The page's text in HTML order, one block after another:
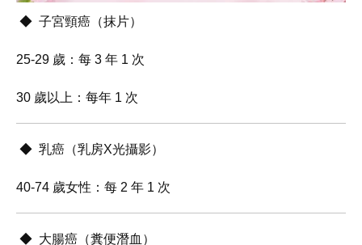
◆ 子宮頸癌（抹片）
25-29 歲：每 3 年 1 次
30 歲以上：每年 1 次
◆ 乳癌（乳房X光攝影）
40-74 歲女性：每 2 年 1 次
◆ 大腸癌（糞便潛血）